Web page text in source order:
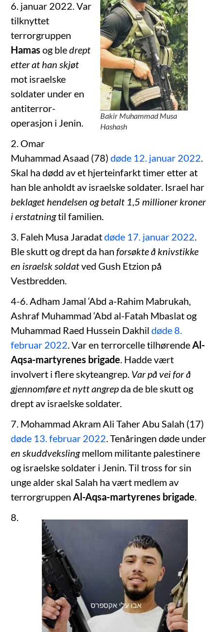
Bakir Muhammad Musa
Hashash
6. januar 2022. Var
tilknyttet
terrorgruppen
Hamas og bledrept
etter at han skjøt
mot israelske
soldater under en
antiterror-
operasjon i Jenin.
2. Omar
Muhammad Asaad (78)døde 12. januar 2022.
Skal ha dødd av et hjerteinfarkt timer etter at
han ble anholdt av israelske soldater. Israel har
beklaget hendelsen og betalt 1,5 millioner kroner
i erstatningtil familien.
3. Faleh Musa Jaradatdøde 17. januar 2022.
Ble skutt og drept da hanforsøkte å knivstikke
en israelsk soldatved Gush Etzion på
Vestbredden.
4-6. Adham Jamal ‘Abd a-Rahim Mabrukah,
Ashraf Muhammad ‘Abd al-Fatah Mbaslat og
Muhammad Raed Hussein Dakhildøde 8.
februar 2022. Var en terrorcelle tilhørendeAl-
Aqsa-martyrenes brigade. Hadde vært
involvert i flere skyteangrep. Var på vei for å
gjennomføre et nytt angrepda de ble skutt og
drept av israelske soldater.
7. Mohammad Akram Ali Taher Abu Salah (17)
døde 13. februar 2022. Tenåringen døde under
en skuddvekslingmellom militante palestinere
og israelske soldater i Jenin. Til tross for sin
unge alder skal Salah ha vært medlem av
terrorgruppenAl-Aqsa-martyrenes brigade.
8.